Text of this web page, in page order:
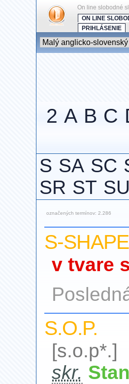
On line slobodné
ON LINE
PRIHLÁSENIE
2 A B C
S SA SC
SR ST SU
označených termínov: 2.286
S-SHAPE
v tvare s
S.O.P.
[s.o.p*.]
skr.